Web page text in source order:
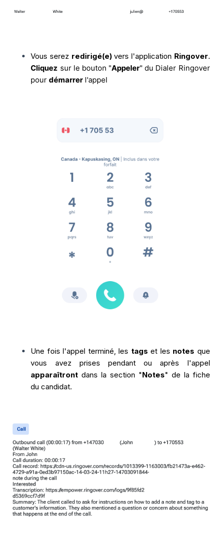
Vous serez redirigé(e)vers l'application Ringover.
Cliquez sur le bouton "Appeler" du Dialer Ringover
pourdémarrer l'appel
Une fois l'appel terminé, les tags et les notes que
vous avez prises pendant ou après l'appel
apparaîtront dans la section "Notes" de la fiche
du candidat.